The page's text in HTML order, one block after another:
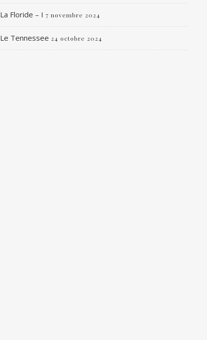
La Floride – I 7 novembre 2024
Le Tennessee 24 octobre 2024